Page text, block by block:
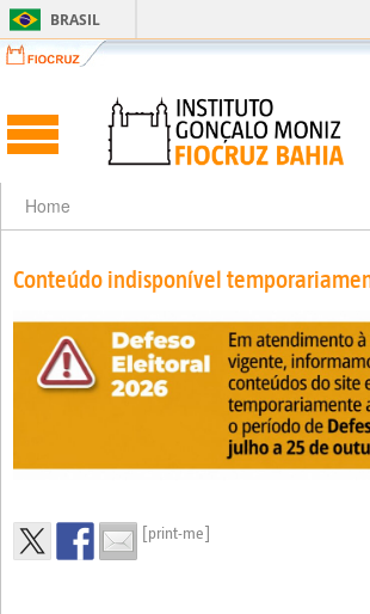
BRASIL
Acesso à
Home
Conteúdo indisponível
[print-me]